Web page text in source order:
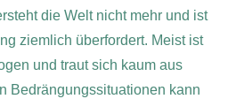
die Welt nicht mehr und ist
ziemlich überfordert. Meist ist
und traut sich kaum aus
Bedrängungssituationen kann